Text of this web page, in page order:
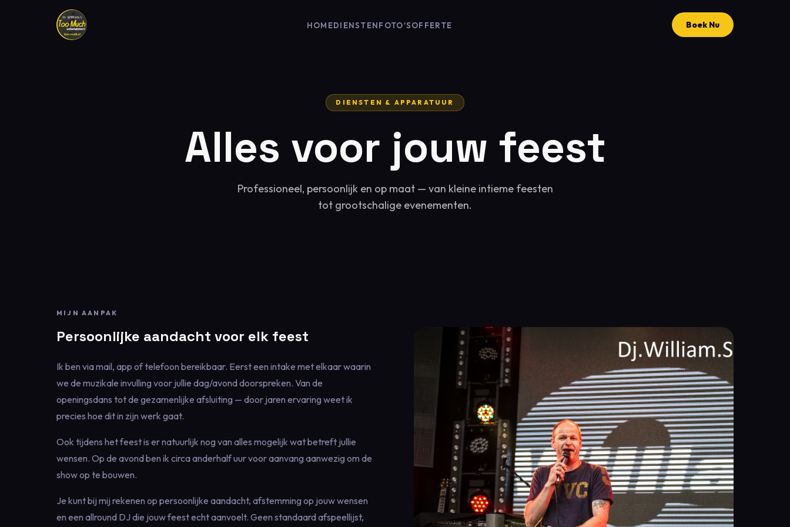
HOMEDIENSTENFOTO'SOFFERTE Boek Nu
DIENSTEN & APPARATUUR
Alles voor jouw feest
Professioneel, persoonlijk en op maat — van kleine intieme feesten
tot grootschalige evenementen.
MIJN AANPAK
Persoonlijke aandacht voor elk feest
Ik ben via mail, app of telefoon bereikbaar. Eerst een intake met elkaar waarin
we de muzikale invulling voor jullie dag/avond doorspreken. Van de
openingsdans tot de gezamenlijke afsluiting — door jaren ervaring weet ik
precies hoe dit in zijn werk gaat.
Ook tijdens het feest is er natuurlijk nog van alles mogelijk wat betreft jullie
wensen. Op de avond ben ik circa anderhalf uur voor aanvang aanwezig om de
show op te bouwen.
Je kunt bij mij rekenen op persoonlijke aandacht, afstemming op jouw wensen
en een allround DJ die jouw feest echt aanvoelt. Geen standaard afspeellijst,